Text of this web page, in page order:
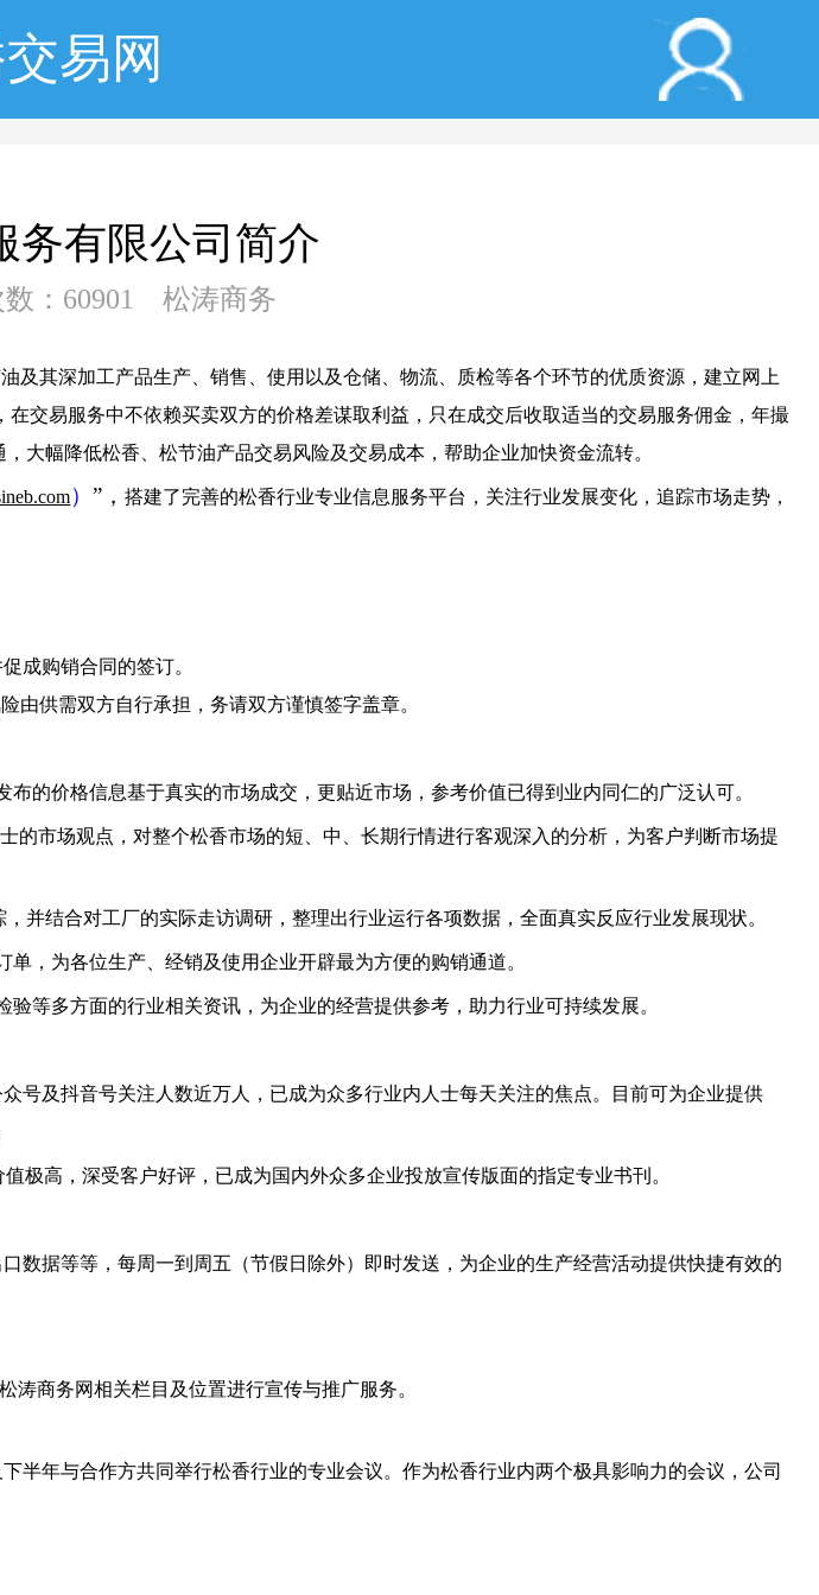
易网
务有限公司简介
数：60901 松涛商务
及其深加工产品生产、销售、使用以及仓储、物流、质检等各个环节的优质资源，建立网上
交易服务中不依赖买卖双方的价格差谋取利益，只在成交后收取适当的交易服务佣金，年撮
大幅降低松香、松节油产品交易风险及交易成本，帮助企业加快资金流转。
）”，搭建了完善的松香行业专业信息服务平台，关注行业发展变化，追踪市场走势，
成购销合同的签订。
由供需双方自行承担，务请双方谨慎签字盖章。
的价格信息基于真实的市场成交，更贴近市场，参考价值已得到业内同仁的广泛认可。
市场观点，对整个松香市场的短、中、长期行情进行客观深入的分析，为客户判断市场提
并结合对工厂的实际走访调研，整理出行业运行各项数据，全面真实反应行业发展现状。
，为各位生产、经销及使用企业开辟最为方便的购销通道。
等多方面的行业相关资讯，为企业的经营提供参考，助力行业可持续发展。
号及抖音号关注人数近万人，已成为众多行业内人士每天关注的焦点。目前可为企业提供
极高，深受客户好评，已成为国内外众多企业投放宣传版面的指定专业书刊。
数据等等，每周一到周五（节假日除外）即时发送，为企业的生产经营活动提供快捷有效的
在松涛商务网相关栏目及位置进行宣传与推广服务。
年与合作方共同举行松香行业的专业会议。作为松香行业内两个极具影响力的会议，公司